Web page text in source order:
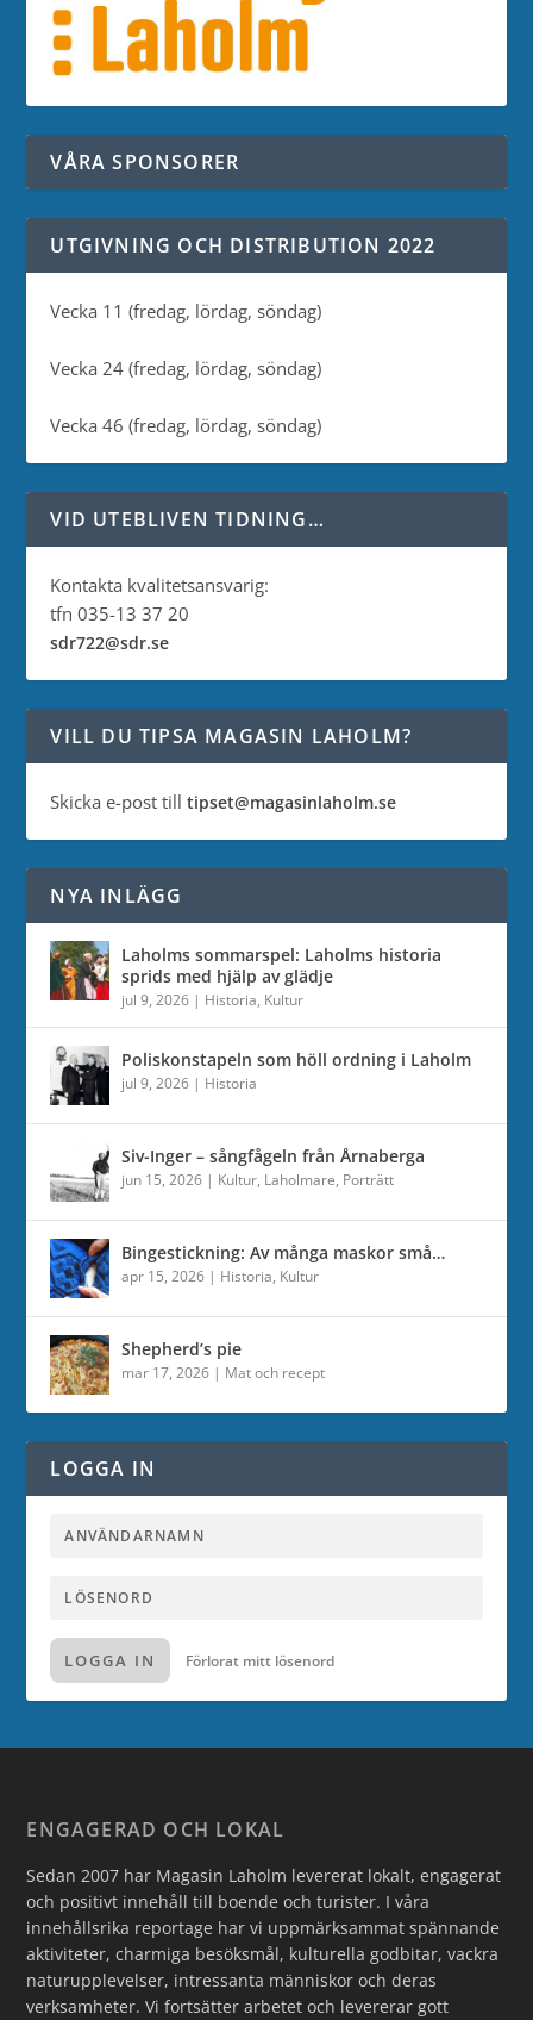
VÅRA SPONSORER
UTGIVNING OCH DISTRIBUTION 2022
Vecka 11 (fredag, lördag, söndag)
Vecka 24 (fredag, lördag, söndag)
Vecka 46 (fredag, lördag, söndag)
VID UTEBLIVEN TIDNING…
Kontakta kvalitetsansvarig:
tfn 035-13 37 20
sdr722@sdr.se
VILL DU TIPSA MAGASIN LAHOLM?
Skicka e-post tilltipset@magasinlaholm.se
NYA INLÄGG
Laholms sommarspel: Laholms historia
sprids med hjälp av glädje
jul 9, 2026 | Historia, Kultur
Poliskonstapeln som höll ordning i Laholm
jul 9, 2026 | Historia
Siv-Inger – sångfågeln från Årnaberga
jun 15, 2026 | Kultur, Laholmare, Porträtt
Bingestickning: Av många maskor små…
apr 15, 2026 | Historia, Kultur
Shepherd’s pie
mar 17, 2026 | Mat och recept
LOGGA IN
LOGGA IN Förlorat mitt lösenord
ENGAGERAD OCH LOKAL
Sedan 2007 har Magasin Laholm levererat lokalt, engagerat
och positivt innehåll till boende och turister. I våra
innehållsrika reportage har vi uppmärksammat spännande
aktiviteter, charmiga besöksmål, kulturella godbitar, vackra
naturupplevelser, intressanta människor och deras
verksamheter. Vi fortsätter arbetet och levererar gott